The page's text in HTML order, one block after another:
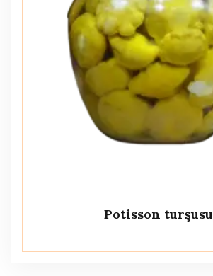
Potisson turşusu